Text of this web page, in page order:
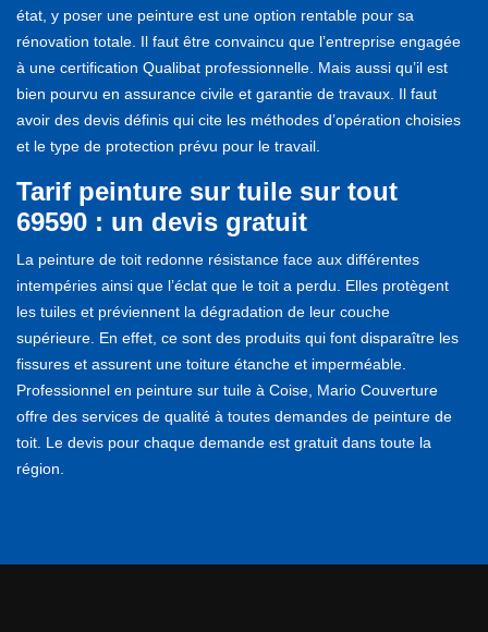
état, y poser une peinture est une option rentable pour sa
rénovation totale. Il faut être convaincu que l’entreprise engagée
à une certification Qualibat professionnelle. Mais aussi qu’il est
bien pourvu en assurance civile et garantie de travaux. Il faut
avoir des devis définis qui cite les méthodes d’opération choisies
et le type de protection prévu pour le travail.
Tarif peinture sur tuile sur tout
69590 : un devis gratuit
La peinture de toit redonne résistance face aux différentes
intempéries ainsi que l’éclat que le toit a perdu. Elles protègent
les tuiles et préviennent la dégradation de leur couche
supérieure. En effet, ce sont des produits qui font disparaître les
fissures et assurent une toiture étanche et imperméable.
Professionnel en peinture sur tuile à Coise, Mario Couverture
offre des services de qualité à toutes demandes de peinture de
toit. Le devis pour chaque demande est gratuit dans toute la
région.